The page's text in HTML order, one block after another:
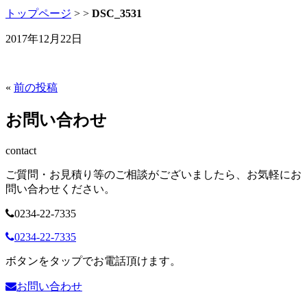
トップページ > > DSC_3531
2017年12月22日
« 前の投稿
お問い合わせ
contact
ご質問・お見積り等のご相談がございましたら、お気軽にお
問い合わせください。
0234-22-7335
0234-22-7335
ボタンをタップでお電話頂けます。
お問い合わせ